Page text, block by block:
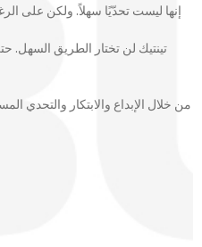
إنها ليست تحدّيًا سهلاً. ولكن على
تينتيك لن تختار الطريق السهل.
من خلال الإبداع والابتكار والتحدي